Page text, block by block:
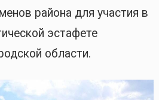
района для участия в
эстафете
области.